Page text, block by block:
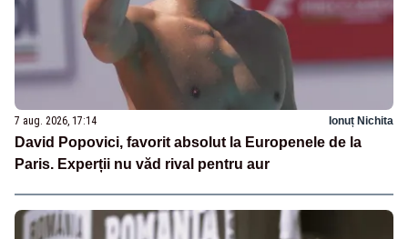
7 aug. 2026, 17:14 Ionuț Nichita
David Popovici, favorit absolut la Europenele de la
Paris. Experții nu văd rival pentru aur